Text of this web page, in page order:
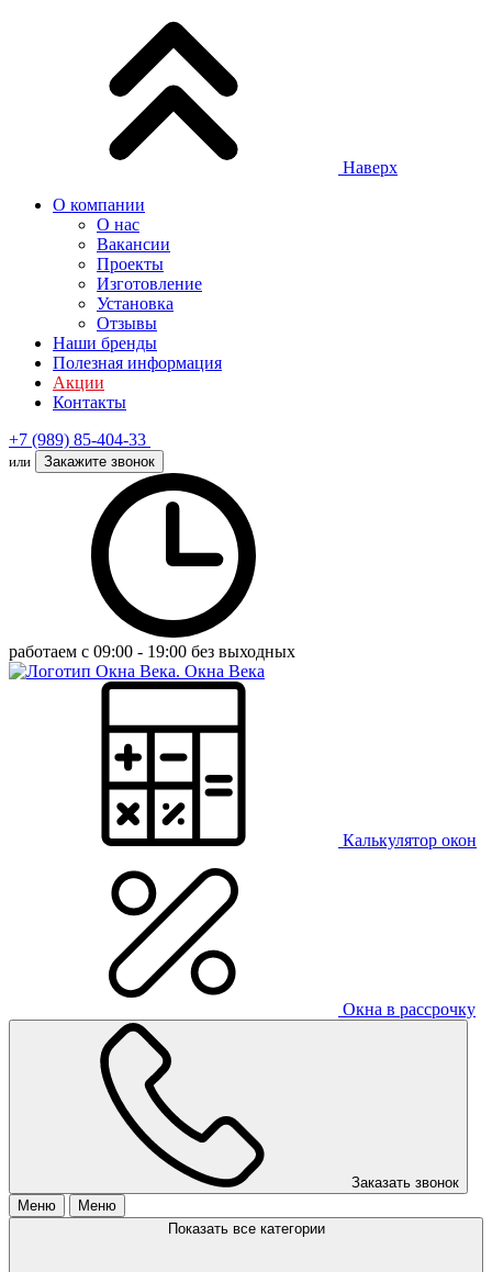
Наверх
О компании
О нас
Вакансии
Проекты
Изготовление
Установка
Отзывы
Наши бренды
Полезная информация
Акции
Контакты
+7 (989) 85-404-33
или Закажите звонок
работаем с 09:00 - 19:00 без выходных
Окна Века
Калькулятор окон
Окна в рассрочку
Заказать звонок
Меню
Меню
Показать все категории